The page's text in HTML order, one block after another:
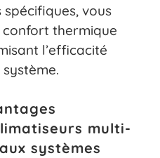
vous
thermique
l’efficacité
multi-
systèmes